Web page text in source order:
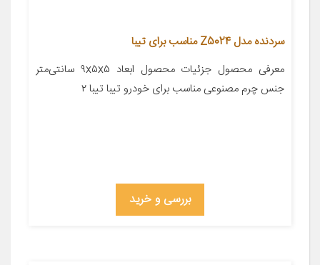
سردنده مدل Z5024 مناسب برای تیبا
معرفی محصول جزئیات محصول ابعاد ۹x۵x۵ سانتی‌متر
جنس چرم مصنوعی مناسب برای خودرو تیبا تیبا ۲
بررسی و خرید